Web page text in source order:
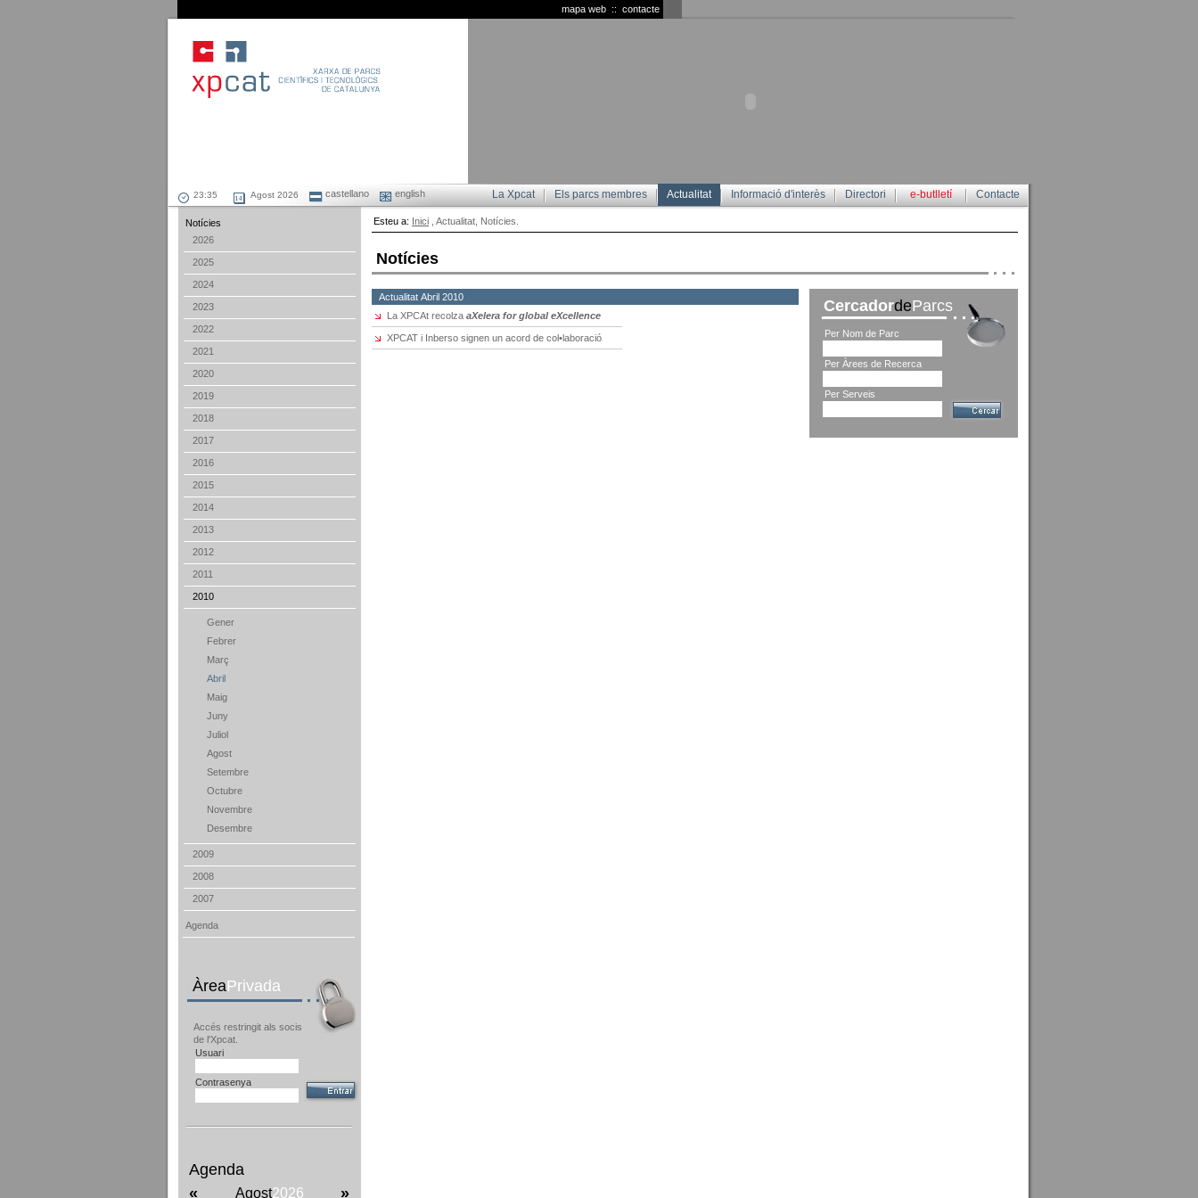
contacte
::
mapa web
Agost 2026 castellano english Contacte
e-butlletí
Directori
Informació d'interès
Actualitat
Els parcs membres
La Xpcat
Notícies
2026
2025
2024
2023
2022
2021
2020
2019
2018
2017
2016
2015
2014
2013
2012
2011
2010
Gener
Febrer
Març
Abril
Maig
Juny
Juliol
Agost
Setembre
Octubre
Novembre
Desembre
2009
2008
2007
Agenda
ÀreaPrivada
Accés restringit als socis
de l'Xpcat.
Usuari
Contrasenya
Agenda
«
Agost2026 »
Esteu a: Inici , Actualitat, Notícies.
Notícies
Actualitat Abril 2010
La XPCAt recolza aXelera for global eXcellence
XPCAT i Inberso signen un acord de col•laboració
CercadordeParcs
Per Nom de Parc
Per Àrees de Recerca
Per Serveis